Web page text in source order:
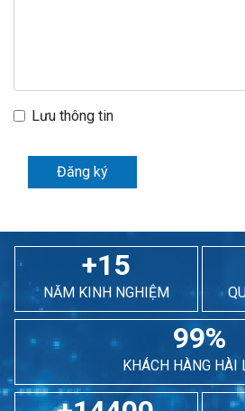
Lưu thông tin
Đăng ký
+15
NĂM KINH NGHIỆM
99%
KHÁCH HÀNG HÀI